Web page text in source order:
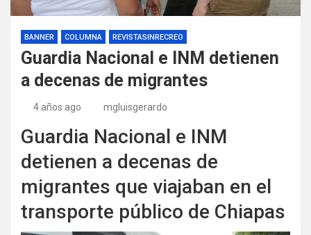
BANNER COLUMNA REVISTASINRECREO
Guardia Nacional e INM detienen
a decenas de migrantes
4 años ago mgluisgerardo
Guardia Nacional e INM
detienen a decenas de
migrantes que viajaban en el
transporte público de Chiapas